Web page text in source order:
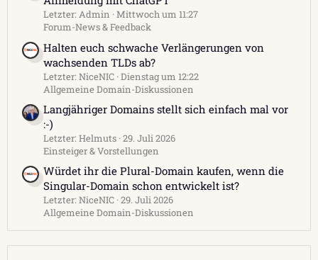
Letzter: Admin Mittwoch um 11:27
Forum-News & Feedback
Halten euch schwache Verlängerungen von
wachsenden TLDs ab?
Letzter: NiceNIC Dienstag um 12:22
Allgemeine Domain-Diskussionen
Langjähriger Domains stellt sich einfach mal vor
:-)
Letzter: Helmuts 29. Juli 2026
Einsteiger & Vorstellungen
Würdet ihr die Plural-Domain kaufen, wenn die
Singular-Domain schon entwickelt ist?
Letzter: NiceNIC 29. Juli 2026
Allgemeine Domain-Diskussionen